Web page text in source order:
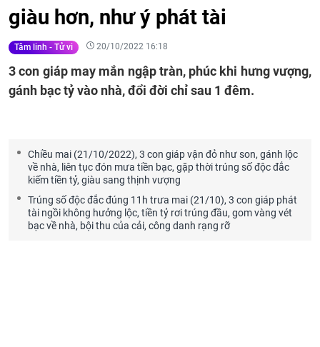
giàu hơn, như ý phát tài
Tâm linh - Tử vi 20/10/2022 16:18
3 con giáp may mắn ngập tràn, phúc khi hưng vượng,
gánh bạc tỷ vào nhà, đổi đời chỉ sau 1 đêm.
Chiều mai (21/10/2022), 3 con giáp vận đỏ như son, gánh lộc
về nhà, liên tục đón mưa tiền bạc, gặp thời trúng số độc đắc
kiếm tiền tỷ, giàu sang thịnh vượng
Trúng số độc đắc đúng 11h trưa mai (21/10), 3 con giáp phát
tài ngồi không hưởng lộc, tiền tỷ rơi trúng đầu, gom vàng vét
bạc về nhà, bội thu của cải, công danh rạng rỡ